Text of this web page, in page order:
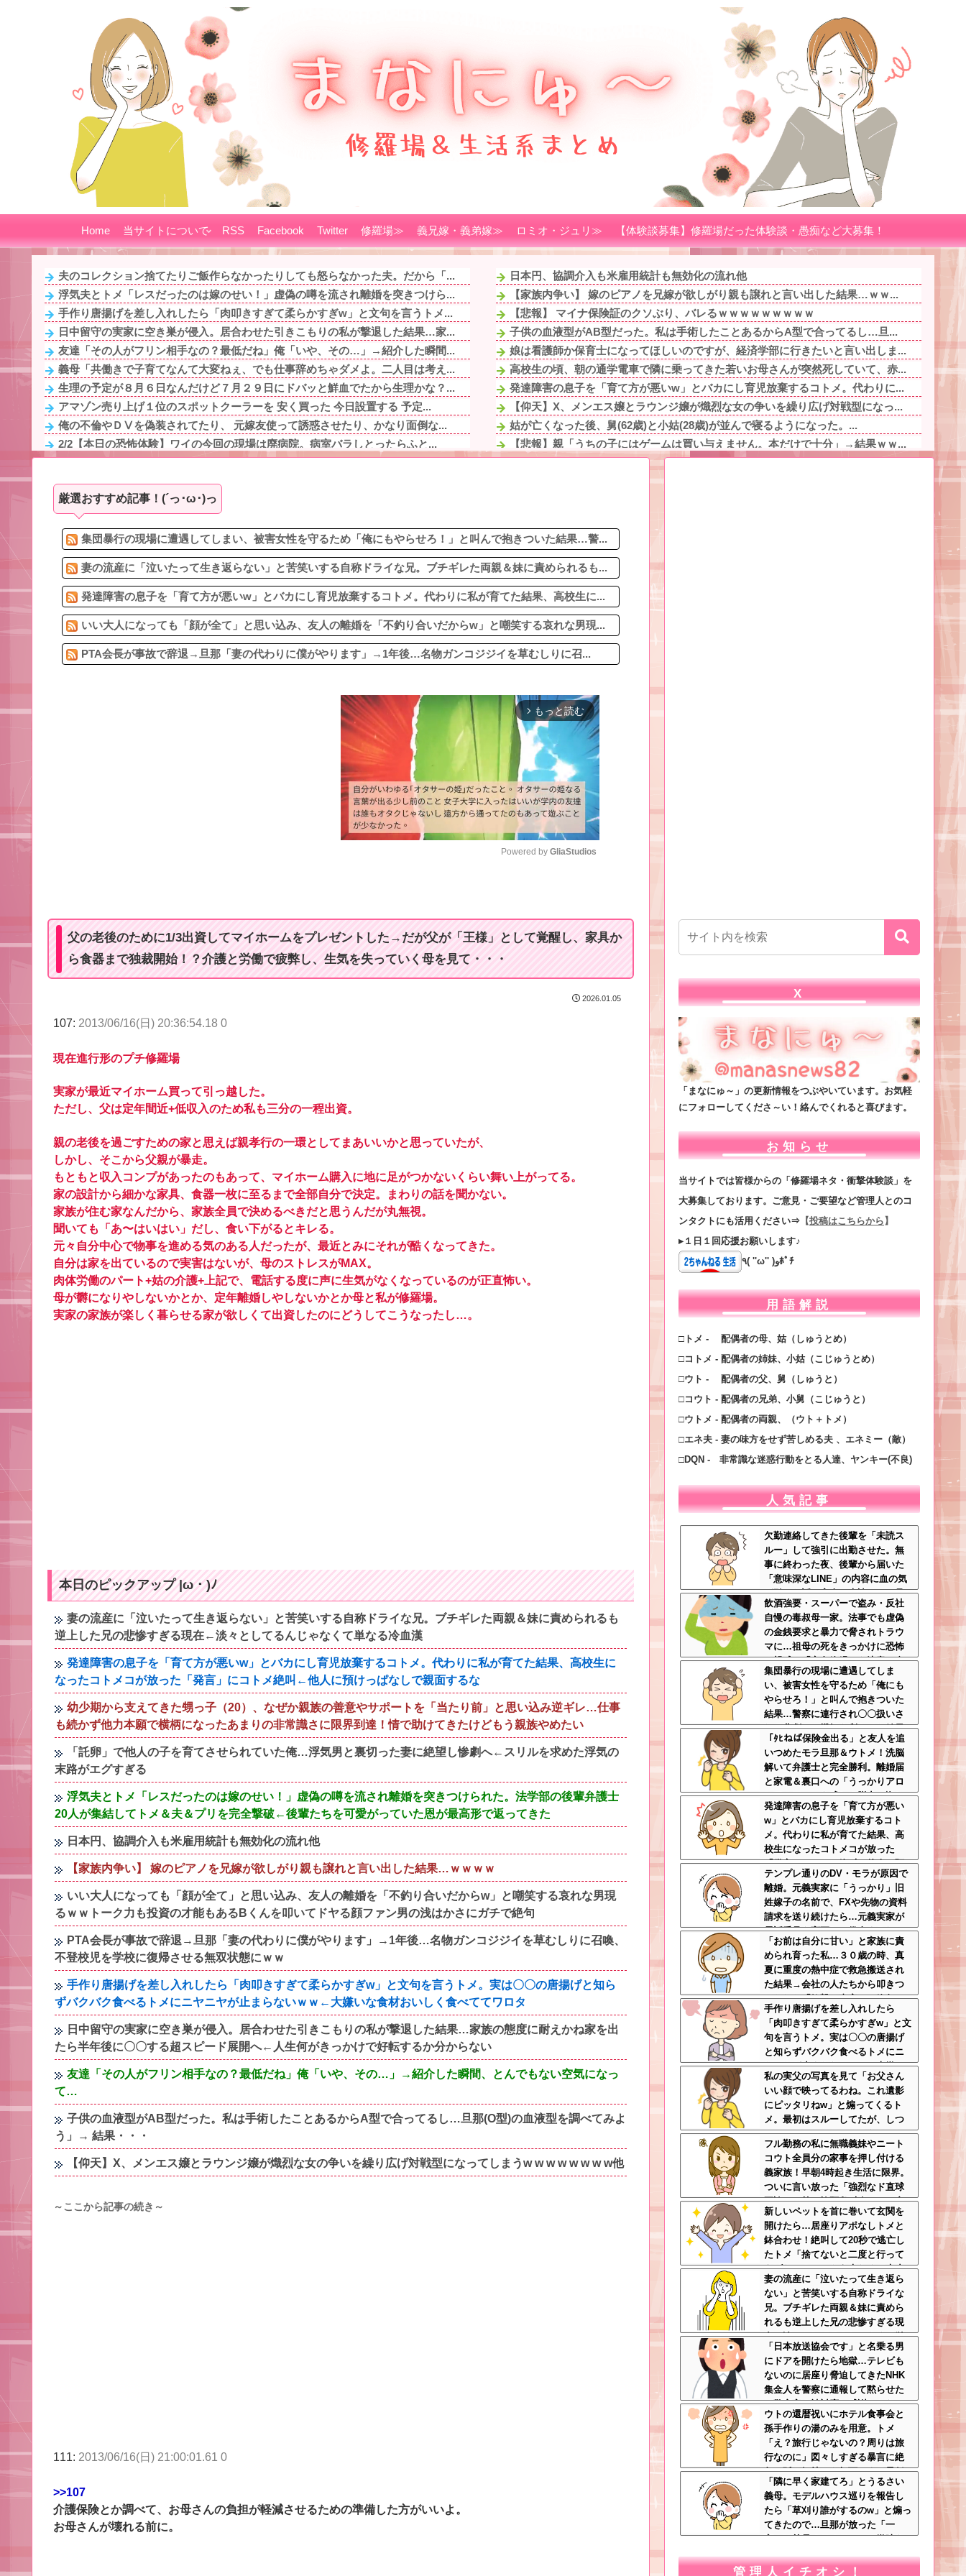
Home 当サイトについて RSS Facebook Twitter 修羅場≫ 義兄嫁・義弟嫁≫ ロミオ・ジュリ≫ 【体験談募集】修羅場だった体験談・愚痴など大募集！
夫のコレクション捨てたりご飯作らなかったりしても怒らなかった夫。だから「...
浮気夫とトメ「レスだったのは嫁のせい！」虚偽の噂を流され離婚を突きつけら...
手作り唐揚げを差し入れしたら「肉叩きすぎて柔らかすぎw」と文句を言うトメ...
日中留守の実家に空き巣が侵入。居合わせた引きこもりの私が撃退した結果…家...
友達「その人がフリン相手なの？最低だね」俺「いや、その…」→紹介した瞬間...
義母「共働きで子育てなんて大変ねぇ、でも仕事辞めちゃダメよ。二人目は考え...
生理の予定が８月６日なんだけど７月２９日にドバッと鮮血でたから生理かな？...
アマゾン売り上げ１位のスポットクーラーを 安く買った 今日設置する 予定...
俺の不倫やＤⅤを偽装されてたり、 元嫁友使って誘惑させたり、かなり面倒な...
2/2【本日の恐怖体験】ワイの今回の現場は廃病院。病室バラしとったらふと...
手癖の悪い義弟嫁。うちで盗み働いて絶縁したのに、反省もせずに幼稚園でも同...
【1/2】俺が嫁の体型についてうるさくいったり、挨拶を全くしなかったりす...
1/2【クズ男】このままでは結婚の意味がないと言われ離婚の危機。同居は嫌...
1/2【本日の恐怖体験】ワイの今回の現場は廃病院。病室バラしとったらふと...
日本円、協調介入も米雇用統計も無効化の流れ他
【家族内争い】 嫁のピアノを兄嫁が欲しがり親も譲れと言い出した結果…ｗｗ...
【悲報】 マイナ保険証のクソぶり、バレるｗｗｗｗｗｗｗｗｗ
子供の血液型がAB型だった。私は手術したことあるからA型で合ってるし…旦...
娘は看護師か保育士になってほしいのですが、経済学部に行きたいと言い出しま...
高校生の頃、朝の通学電車で隣に乗ってきた若いお母さんが突然死していて、赤...
発達障害の息子を「育て方が悪いw」とバカにし育児放棄するコトメ。代わりに...
【仰天】X、メンエス嬢とラウンジ嬢が熾烈な女の争いを繰り広げ対戦型になっ...
姑が亡くなった後、舅(62歳)と小姑(28歳)が並んで寝るようになった。...
【悲報】親「うちの子にはゲームは買い与えません。本だけで十分」→結果ｗｗ...
イケメン男性保育士にフラれたキチママ。逆恨みで娘を使って狂言した結果、保...
ドラクエのゼシカとかいう人気キャラwww他
厳選おすすめ記事！(´っ･ω･)っ
集団暴行の現場に遭遇してしまい、被害女性を守るため「俺にもやらせろ！」と叫んで抱きついた結果…警...
妻の流産に「泣いたって生き返らない」と苦笑いする自称ドライな兄。ブチギレた両親＆妹に責められるも...
発達障害の息子を「育て方が悪いw」とバカにし育児放棄するコトメ。代わりに私が育てた結果、高校生に...
いい大人になっても「顔が全て」と思い込み、友人の離婚を「不釣り合いだからw」と嘲笑する哀れな男現...
PTA会長が事故で辞退→旦那「妻の代わりに僕がやります」→1年後…名物ガンコジジイを草むしりに召...
arrow_forward_ios もっと読む
t
Powered by GliaStudios
父の老後のために1/3出資してマイホームをプレゼントした→だが父が「王様」として覚醒し、家具か
ら食器まで独裁開始！？介護と労働で疲弊し、生気を失っていく母を見て・・・
2026.01.05
107: 2013/06/16(日) 20:36:54.18 0
現在進行形のプチ修羅場
実家が最近マイホーム買って引っ越した。
ただし、父は定年間近+低収入のため私も三分の一程出資。
親の老後を過ごすための家と思えば親孝行の一環としてまあいいかと思っていたが、
しかし、そこから父親が暴走。
もともと収入コンプがあったのもあって、マイホーム購入に地に足がつかないくらい舞い上がってる。
家の設計から細かな家具、食器一枚に至るまで全部自分で決定。まわりの話を聞かない。
家族が住む家なんだから、家族全員で決めるべきだと思うんだが丸無視。
聞いても「あ〜はいはい」だし、食い下がるとキレる。
元々自分中心で物事を進める気のある人だったが、最近とみにそれが酷くなってきた。
自分は家を出ているので実害はないが、母のストレスがMAX。
肉体労働のパート+姑の介護+上記で、電話する度に声に生気がなくなっているのが正直怖い。
母が欝になりやしないかとか、定年離婚しやしないかとか母と私が修羅場。
実家の家族が楽しく暮らせる家が欲しくて出資したのにどうしてこうなったし…。
本日のピックアップ |ω・)ﾉ
妻の流産に「泣いたって生き返らない」と苦笑いする自称ドライな兄。ブチギレた両親＆妹に責められるも
逆上した兄の悲惨すぎる現在←淡々としてるんじゃなくて単なる冷血漢
発達障害の息子を「育て方が悪いw」とバカにし育児放棄するコトメ。代わりに私が育てた結果、高校生に
なったコトメコが放った「発言」にコトメ絶叫←他人に預けっぱなしで親面するな
幼少期から支えてきた甥っ子（20）、なぜか親族の善意やサポートを「当たり前」と思い込み逆ギレ…仕事
も続かず他力本願で横柄になったあまりの非常識さに限界到達！情で助けてきたけどもう親族やめたい
「託卵」で他人の子を育てさせられていた俺…浮気男と裏切った妻に絶望し惨劇へ←スリルを求めた浮気の
末路がエグすぎる
浮気夫とトメ「レスだったのは嫁のせい！」虚偽の噂を流され離婚を突きつけられた。法学部の後輩弁護士
20人が集結してトメ＆夫＆プリを完全撃破←後輩たちを可愛がっていた恩が最高形で返ってきた
日本円、協調介入も米雇用統計も無効化の流れ他
【家族内争い】 嫁のピアノを兄嫁が欲しがり親も譲れと言い出した結果…ｗｗｗｗ
いい大人になっても「顔が全て」と思い込み、友人の離婚を「不釣り合いだからw」と嘲笑する哀れな男現
るｗｗトーク力も投資の才能もあるBくんを叩いてドヤる顔ファン男の浅はかさにガチで絶句
PTA会長が事故で辞退→旦那「妻の代わりに僕がやります」→1年後…名物ガンコジジイを草むしりに召喚、
不登校児を学校に復帰させる無双状態にｗｗ
手作り唐揚げを差し入れしたら「肉叩きすぎて柔らかすぎw」と文句を言うトメ。実は〇〇の唐揚げと知ら
ずバクバク食べるトメにニヤニヤが止まらないｗｗ←大嫌いな食材おいしく食べててワロタ
日中留守の実家に空き巣が侵入。居合わせた引きこもりの私が撃退した結果…家族の態度に耐えかね家を出
たら半年後に〇〇する超スピード展開へ←人生何がきっかけで好転するか分からない
友達「その人がフリン相手なの？最低だね」俺「いや、その…」→紹介した瞬間、とんでもない空気になっ
て…
子供の血液型がAB型だった。私は手術したことあるからA型で合ってるし…旦那(O型)の血液型を調べてみよ
う」→ 結果・・・
【仰天】X、メンエス嬢とラウンジ嬢が熾烈な女の争いを繰り広げ対戦型になってしまうw w w w w w w w他
～ここから記事の続き～
111: 2013/06/16(日) 21:00:01.61 0
>>107
介護保険とか調べて、お母さんの負担が軽減させるための準備した方がいいよ。
お母さんが壊れる前に。
X
「まなにゅ～」の更新情報をつぶやいています。お気軽
にフォローしてくださ～い！絡んでくれると喜びます。
お知らせ
当サイトでは皆様からの「修羅場ネタ・衝撃体験談」を
大募集しております。ご意見・ご要望など管理人とのコ
ンタクトにも活用ください⇒ 【投稿はこちらから 】
▸１日１回応援お願いします♪
٩( ''ω'' )وﾎﾟﾁ
用語解説
□トメ - 配偶者の母、姑（しゅうとめ）
□コトメ - 配偶者の姉妹、小姑（こじゅうとめ）
□ウト - 配偶者の父、舅（しゅうと）
□コウト - 配偶者の兄弟、小舅（こじゅうと）
□ウトメ - 配偶者の両親、（ウト＋トメ）
□エネ夫 - 妻の味方をせず苦しめる夫 、エネミー（敵）
□DQN - 非常識な迷惑行動をとる人達、ヤンキー(不良)
人気記事
欠勤連絡してきた後輩を「未読ス
ルー」して強引に出勤させた。無
事に終わった夜、後輩から届いた
「意味深なLINE」の内容に血の気
が引いた話←完全に未読スルー見
抜かれてて草
飲酒強要・スーパーで盗み・反社
自慢の毒叔母一家。法事でも虚偽
の金銭要求と暴力で脅されトラウ
マに…祖母の死をきっかけに恐怖
の親戚と「永久絶縁」を決意←自
分の身の安全を最優先にして大正
解
集団暴行の現場に遭遇してしま
い、被害女性を守るため「俺にも
やらせろ！」と叫んで抱きついた
結果…警察に連行され〇〇扱いさ
れる悲劇へ←機転を利かせた結果
が裏目に出すぎて惨事
「ﾀﾋねば保険金出る」と友人を追
いつめたモラ旦那＆ウトメ！洗脳
解いて弁護士と完全勝利。離婚届
と家電＆裏口への「うっかりアロ
ンアルファ」を残して脱出←悔し
泣きしながらやることがエグくて
草
発達障害の息子を「育て方が悪い
w」とバカにし育児放棄するコト
メ。代わりに私が育てた結果、高
校生になったコトメコが放った
「発言」にコトメ絶叫←他人に預
けっぱなしで親面するな
テンプレ通りのDV・モラが原因で
離婚。元義実家に「うっかり」旧
姓嫁子の名前で、FXや先物の資料
請求を送り続けたら…元義実家が
電話番号を変更し、借金まみれに
なっていた話ｗｗｗｗｗ
「お前は自分に甘い」と家族に責
められ育った私…３０歳の時、真
夏に重度の熱中症で救急搬送され
た結果→会社の人たちから叩きつ
けられた「衝撃の事実」に絶句
手作り唐揚げを差し入れしたら
「肉叩きすぎて柔らかすぎw」と文
句を言うトメ。実は〇〇の唐揚げ
と知らずバクバク食べるトメにニ
ヤニヤが止まらないｗｗ←大嫌い
な食材おいしく食べててワロタ
私の実父の写真を見て「お父さん
いい顔で映ってるわね。これ遺影
にピッタリねw」と煽ってくるト
メ。最初はスルーしてたが、しつ
こいのでスマホのカメラをトメに
向けて同じ手で反撃したったｗｗ
ｗ
フル勤務の私に無職義妹やニート
コウト全員分の家事を押し付ける
義家族！早朝4時起き生活に限界。
ついに言い放った「強烈なド直球
正論」に義一族阿鼻叫喚ｗｗ←怠
け者どもに正論のナイフをグサリ
新しいペットを首に巻いて玄関を
開けたら…居座りアポなしトメと
鉢合わせ！絶叫して20秒で逃亡し
たトメ「捨てないと二度と行って
あげない！」←もう来なくて大丈
夫ですｗ
妻の流産に「泣いたって生き返ら
ない」と苦笑いする自称ドライな
兄。ブチギレた両親＆妹に責めら
れるも逆上した兄の悲惨すぎる現
在←淡々としてるんじゃなくて単
なる冷血漢
「日本放送協会です」と名乗る男
にドアを開けたら地獄…テレビも
ないのに居座り脅迫してきたNHK
集金人を警察に通報して黙らせた
←警察官の神対応に感謝しかない
ウトの還暦祝いにホテル食事会と
孫手作りの湯のみを用意。トメ
「え？旅行じゃないの？周りは旅
行なのに」図々しすぎる暴言に絶
句←孫の気持ちを無下にする最低
ババア
「隣に早く家建てろ」とうるさい
義母。モデルハウス巡りを報告し
たら「草刈り誰がするのw」と煽っ
てきたので…旦那が放った「一
言」に義母オロオロｗｗ←嫌味を
管理人イチオシ！